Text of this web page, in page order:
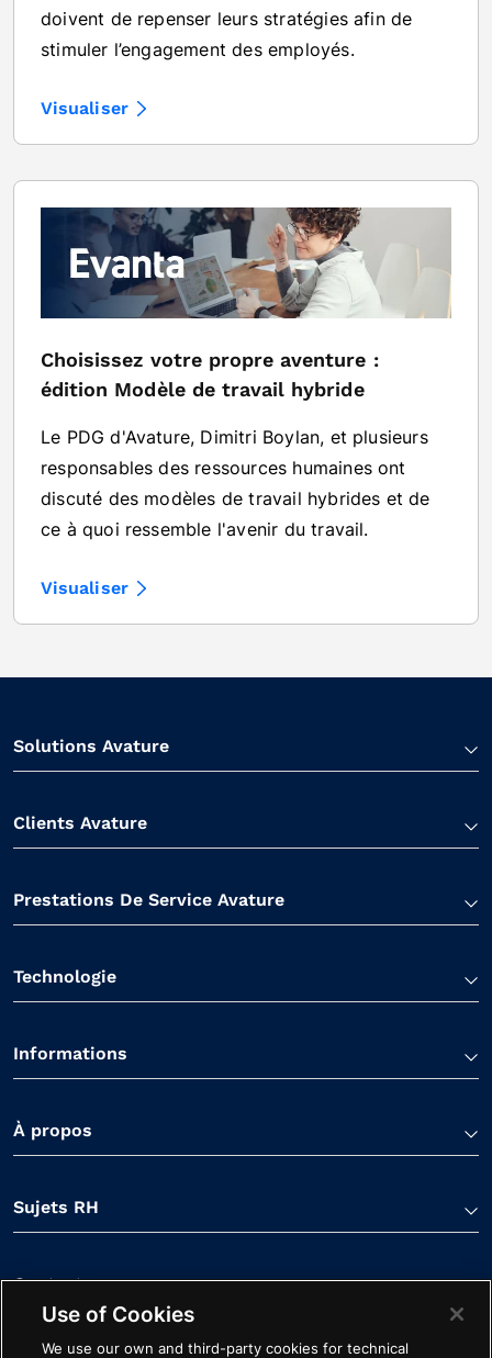
doivent de repenser leurs stratégies afin de
stimuler l’engagement des employés.
Visualiser
Choisissez votre propre aventure :
édition Modèle de travail hybride
Le PDG d'Avature, Dimitri Boylan, et plusieurs
responsables des ressources humaines ont
discuté des modèles de travail hybrides et de
ce à quoi ressemble l'avenir du travail.
Visualiser
Solutions Avature
Clients Avature
Prestations De Service Avature
Technologie
Informations
À propos
Sujets RH
Contactez-nous
Use of Cookies
We use our own and third-party cookies for technical